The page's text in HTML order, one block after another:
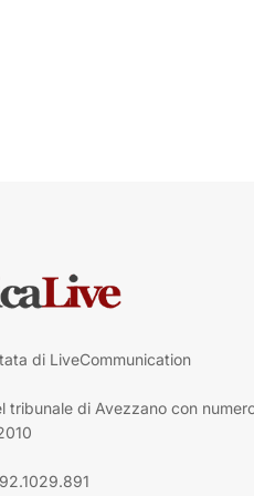
di LiveCommunication
tribunale di Avezzano con